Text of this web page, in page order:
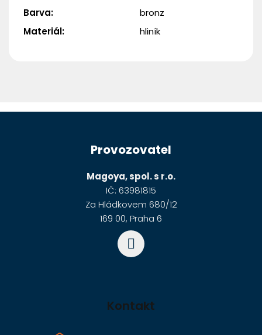
Barva:
bronz
Materiál: hliník
Provozovatel
Magoya, spol. s r.o.
IČ: 63981815
Za Hládkovem 680/12
169 00, Praha 6
Kontakt